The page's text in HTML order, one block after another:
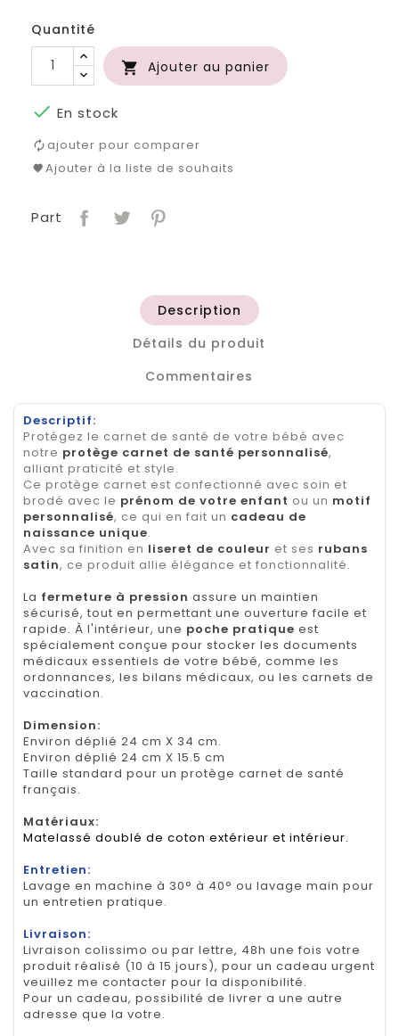
Quantité
 Ajouter au panier
 En stock
ajouter pour comparer
Ajouter à la liste de souhaits
Part
Description
Détails du produit
Commentaires
Descriptif:
Protégez le carnet de santé de votre bébé avec
notre protège carnet de santé personnalisé,
alliant praticité et style.
Ce protège carnet est confectionné avec soin et
brodé avec le prénom de votre enfant ou un motif
personnalisé, ce qui en fait un cadeau de
naissance unique.
Avec sa finition en liseret de couleur et ses rubans
satin, ce produit allie élégance et fonctionnalité.
La fermeture à pression assure un maintien
sécurisé, tout en permettant une ouverture facile et
rapide. À l'intérieur, une poche pratique est
spécialement conçue pour stocker les documents
médicaux essentiels de votre bébé, comme les
ordonnances, les bilans médicaux, ou les carnets de
vaccination.
Dimension:
Environ déplié 24 cm X 34 cm.
Environ déplié 24 cm X 15.5 cm
Taille standard pour un protège carnet de santé
français.
Matériaux:
Matelassé doublé de coton extérieur et intérieur.
Entretien:
Lavage en machine à 30° à 40° ou lavage main pour
un entretien pratique.
Livraison:
Livraison colissimo ou par lettre, 48h une fois votre
produit réalisé (10 à 15 jours), pour un cadeau urgent
veuillez me contacter pour la disponibilité.
Pour un cadeau, possibilité de livrer a une autre
adresse que la votre.